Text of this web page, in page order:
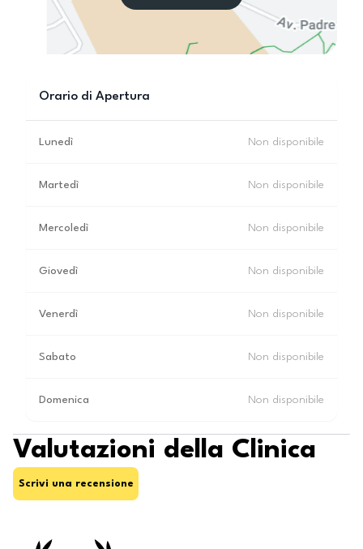
Orario di Apertura
Lunedì Non disponibile
Martedì Non disponibile
Mercoledì Non disponibile
Giovedì Non disponibile
Venerdì Non disponibile
Sabato Non disponibile
Domenica Non disponibile
Valutazioni della Clinica
Scrivi una recensione